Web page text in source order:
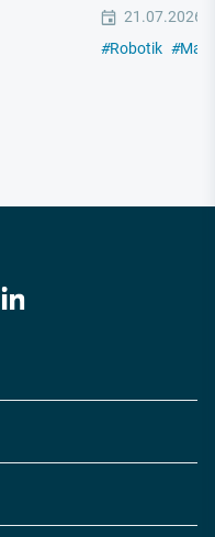
21.07.2026
#Robotik #